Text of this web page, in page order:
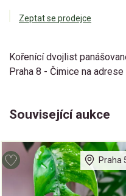
Zeptat se prodejce
Kořenící dvojlist
Praha 8 - Čimice na
Související aukce
Praha